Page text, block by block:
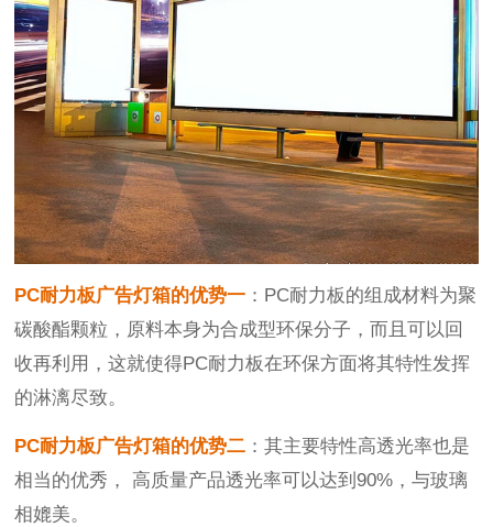
PC耐力板广告灯箱的优势一 ：PC耐力板的组成材料为聚
碳酸酯颗粒，原料本身为合成型环保分子，而且可以回
收再利用，这就使得PC耐力板在环保方面将其特性发挥
的淋漓尽致。
PC耐力板广告灯箱的优势二 ：其主要特性高透光率也是
相当的优秀，
高质量产品透光率可以达到90% ，与玻璃
相媲美。